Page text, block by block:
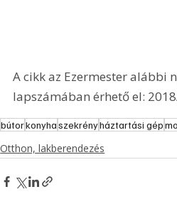
A cikk az Ezermester alábbi
lapszámában érhető el:
bútorkonyhaszekrényháztartási gép
Otthon, lakberendezés